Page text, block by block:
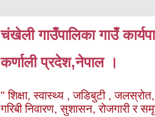
चंखेली गाउँपालिका गाउँ
कर्णाली प्रदेश,नेपाल ।
" शिक्षा, स्वास्थ्य , जडिबुटी , जलस्रोत,
गरिबी निवारण, सुशासन, रोजगारी र